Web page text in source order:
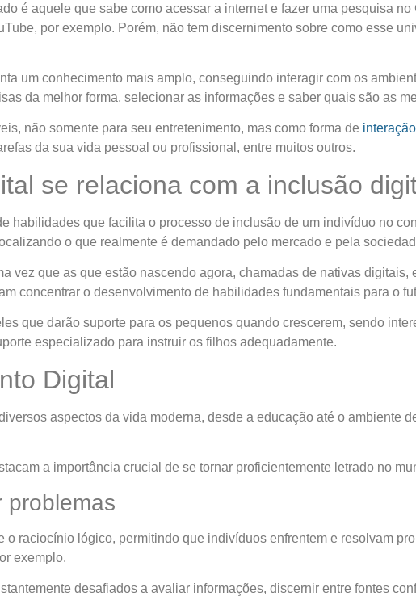
é aquele que sabe como acessar a internet e fazer uma pesquisa
por exemplo. Porém, não tem discernimento sobre como esse
um conhecimento mais amplo, conseguindo interagir com os
da melhor forma, selecionar as informações e saber quais são as
não somente para seu entretenimento, mas como forma de
da sua vida pessoal ou profissional, entre muitos outros.
se relaciona com a inclusão
habilidades que facilita o processo de inclusão de um indivíduo no
o que realmente é demandado pelo mercado e pela
vez que as que estão nascendo agora, chamadas de nativas digitais,
concentrar o desenvolvimento de habilidades fundamentais para o
que darão suporte para os pequenos quando crescerem, sendo
especializado para instruir os filhos adequadamente.
Digital
aspectos da vida moderna, desde a educação até o ambiente
a importância crucial de se tornar proficientemente letrado no
problemas
o raciocínio lógico, permitindo que indivíduos enfrentem e resolvam
exemplo.
desafiados a avaliar informações, discernir entre fontes